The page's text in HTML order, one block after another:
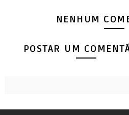
NENHUM
POSTAR UM